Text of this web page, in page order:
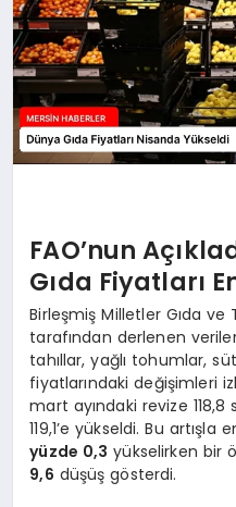
FAO’nun
Gıda Fiyatları
Birleşmiş Milletler Gıda ve
tarafından derlenen
tahıllar, yağlı tohumlar,
fiyatlarındaki değişimleri
mart ayındaki revize
119,1’e yükseldi. Bu
yüzde 0,3 yükselirken bir
9,6 düşüş gösterdi.